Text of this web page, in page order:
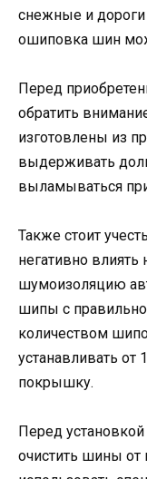
снежные и
ошиповка шин
Перед
обратить
изготовлены из
выдерживать
выламываться
Также стоит
негативно
шумоизоляцию
шипы с
количеством
устанавливать
покрышку.
Перед
очистить шины от